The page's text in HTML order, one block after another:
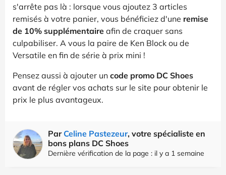
s'arrête pas là : lorsque vous ajoutez 3 articles
remisés à votre panier, vous bénéficiez d'une remise
de 10% supplémentaire afin de craquer sans
culpabiliser. A vous la paire de Ken Block ou de
Versatile en fin de série à prix mini !
Pensez aussi à ajouter un code promo DC Shoes
avant de régler vos achats sur le site pour obtenir le
prix le plus avantageux.
Par Celine Pastezeur, votre spécialiste en
bons plans DC Shoes
Dernière vérification de la page : il y a 1 semaine